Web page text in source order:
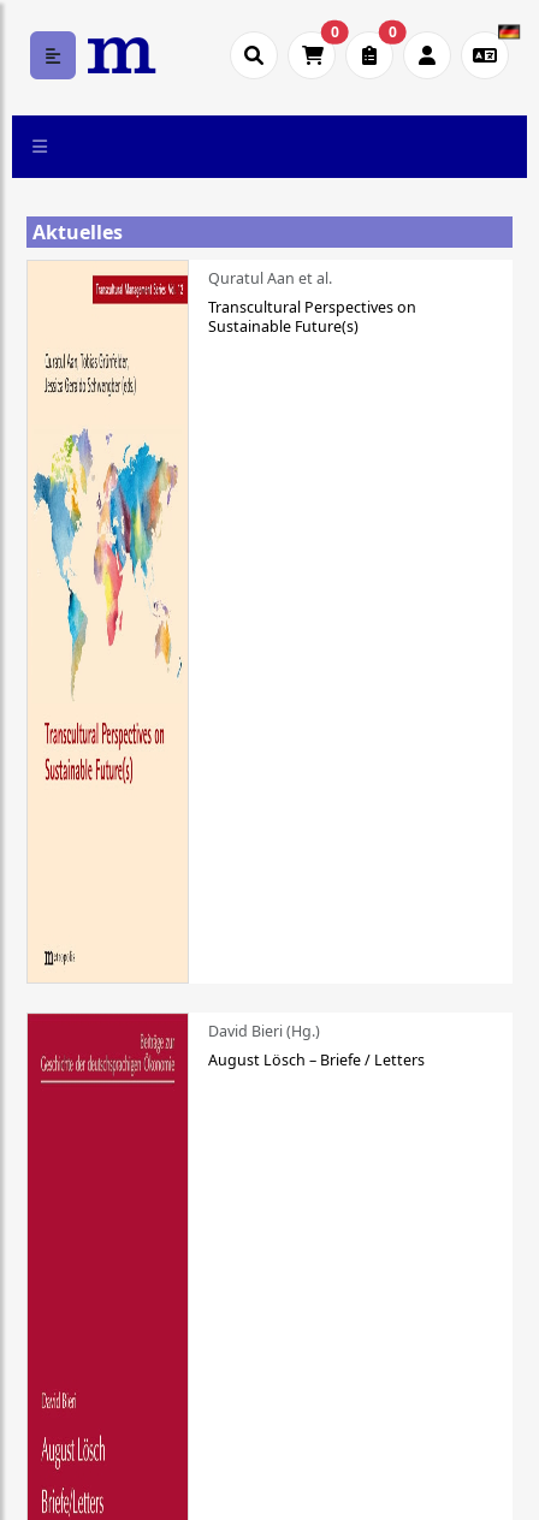
0 0
Aktuelles
Quratul Aan et al.
Transcultural Perspectives on
Sustainable Future(s)
David Bieri (Hg.)
August Lösch – Briefe / Letters